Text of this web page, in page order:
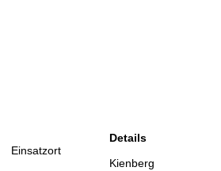
Einsatzort
Details
Kienberg